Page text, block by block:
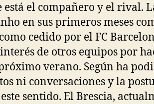
está el compañero y el rival.
en sus primeros meses
cedido por el FC
de otros equipos por
verano. Según ha
ni conversaciones y la
sentido. El Brescia,